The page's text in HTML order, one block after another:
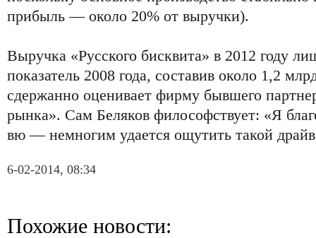
прибыль — около 20% от выручки).
Выручка «Русского бисквита» в 2012 году
показатель 2008 года, составив около 1,2
сдержанно оценивает фирму бывшего
рынка». Сам Беляков философствует: «Я
вю — немногим удается ощутить такой
6-02-2014, 08:34
Похожие новости: